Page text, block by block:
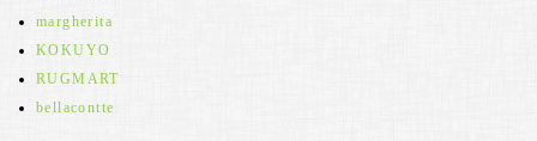
margherita
KOKUYO
RUGMART
bellacontte